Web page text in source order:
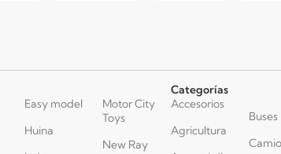
Easy model
Huina
Motor City
Toys
New Ray
Categorías
Accesorios
Agricultura
Buses